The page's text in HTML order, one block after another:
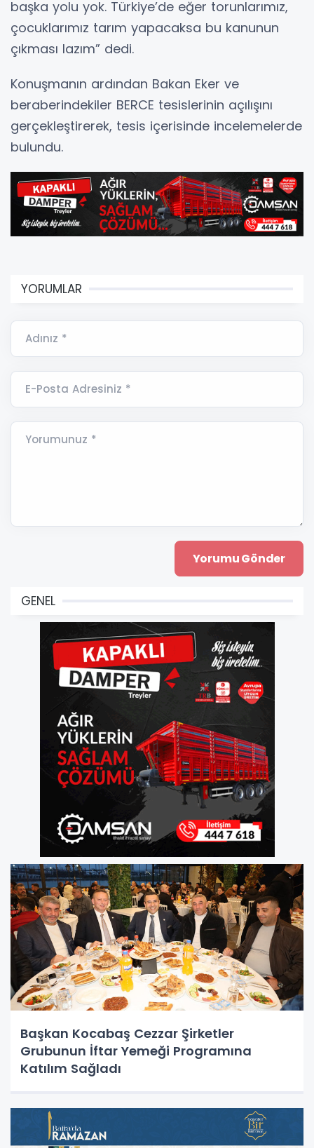
başka yolu yok. Türkiye’de eğer torunlarımız,
çocuklarımız tarım yapacaksa bu kanunun
çıkması lazım” dedi.
Konuşmanın ardından Bakan Eker ve
beraberindekiler BERCE tesislerinin açılışını
gerçekleştirerek, tesis içerisinde incelemelerde
bulundu.
YORUMLAR
Adınız *
E-Posta Adresiniz *
Yorumunuz *
GENEL
Başkan Kocabaş Cezzar Şirketler
Grubunun İftar Yemeği Programına
Katılım Sağladı